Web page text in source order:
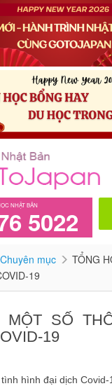
NHẬT BẢN
5022
Chuyên mục
TỔNG
19
MỘT SỐ
19
đại dịch Covid-19